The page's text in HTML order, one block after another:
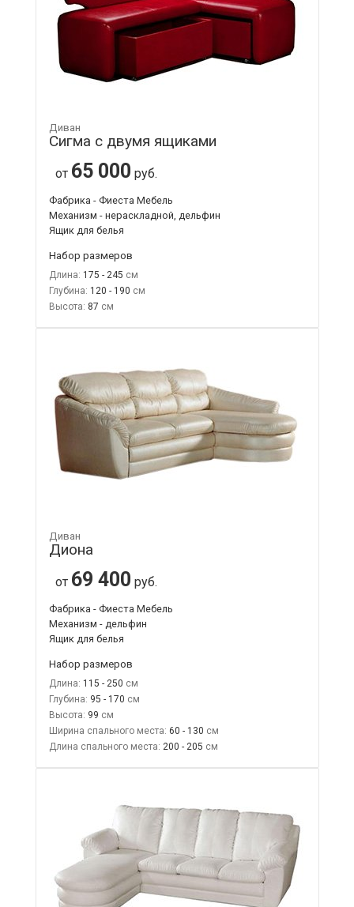
Диван
Сигма с двумя ящиками
от 65 000 руб.
Фабрика - Фиеста Мебель
Механизм - нераскладной, дельфин
Ящик для белья
Набор размеров
Длина: 175 - 245
Глубина: 120 - 190
Высота: 87
Диван
Диона
от 69 400 руб.
Фабрика - Фиеста Мебель
Механизм - дельфин
Ящик для белья
Набор размеров
Длина: 115 - 250
Глубина: 95 - 170
Высота: 99
Ширина спального места: 60 - 130
Длина спального места: 200 - 205